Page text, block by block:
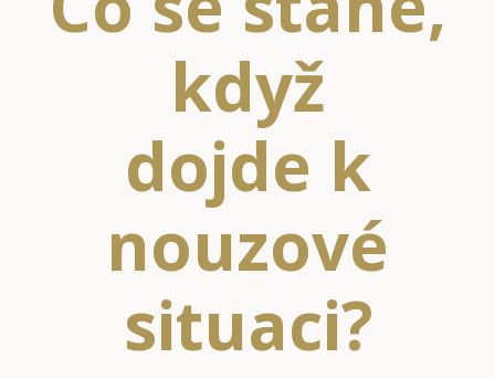
když
dojde k
nouzové
situaci?